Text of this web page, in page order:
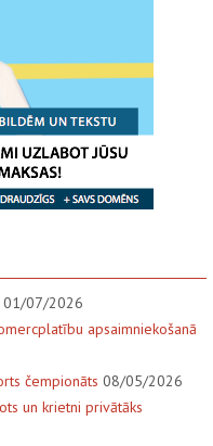
01/07/2026
apsaimniekošanā
čempionāts 08/05/2026
un krietni privātāks